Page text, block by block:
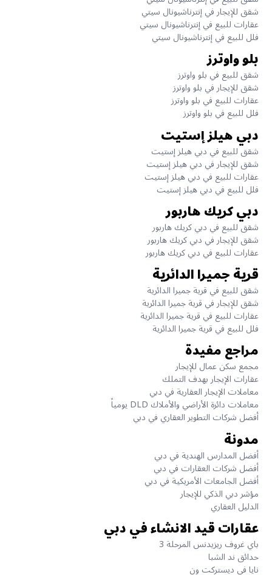
شقق للإيجار في إنترناشيونال سيتي
عقارات للبيع في إنترناشيونال سيتي
فلل للبيع في إنترناشيونال سيتي
بلو واوترز
شقق للبيع في بلو واوترز
شقق للإيجار في بلو واوترز
عقارات للبيع في بلو واوترز
فلل للبيع في بلو واوترز
دبي هيلز إستيت
شقق للبيع في دبي هيلز إستيت
شقق للإيجار في دبي هيلز إستيت
عقارات للبيع في دبي هيلز إستيت
فلل للبيع في دبي هيلز إستيت
دبي كريك هاربور
شقق للبيع في دبي كريك هاربور
شقق للإيجار في دبي كريك هاربور
عقارات للبيع في دبي كريك هاربور
قرية جميرا الدائرية
شقق للبيع في قرية جميرا الدائرية
شقق للإيجار في قرية جميرا الدائرية
عقارات للبيع في قرية جميرا الدائرية
فلل للبيع في قرية جميرا الدائرية
مراجع مفيدة
مجمع سكن عمال للإيجار
عقارات الإيجار بهدف التملك
معاملات الإيجار العقارية في دبي
معاملات دائرة الأراضي والأملاك DLD يومياً
أفضل شركات التطوير العقاري في دبي
مدونة
أفضل المدارس الهندية في دبي
أفضل شركات العقارات في دبي
أفضل الجامعات الأمريكية في دبي
مؤشر دبي الذكي للإيجار
الدليل العقاري
عقارات قيد الانشاء في دبي
باي غروف ريزيدنس المرحلة 3
حدائق ند الشبا
نايا في ديستركت ون